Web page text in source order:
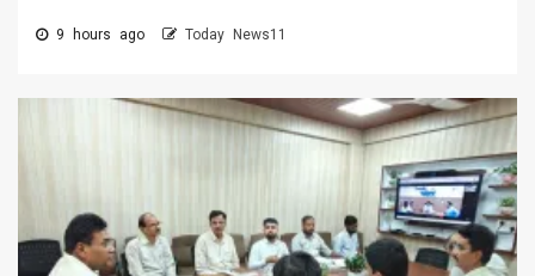
9 hours ago Today News11